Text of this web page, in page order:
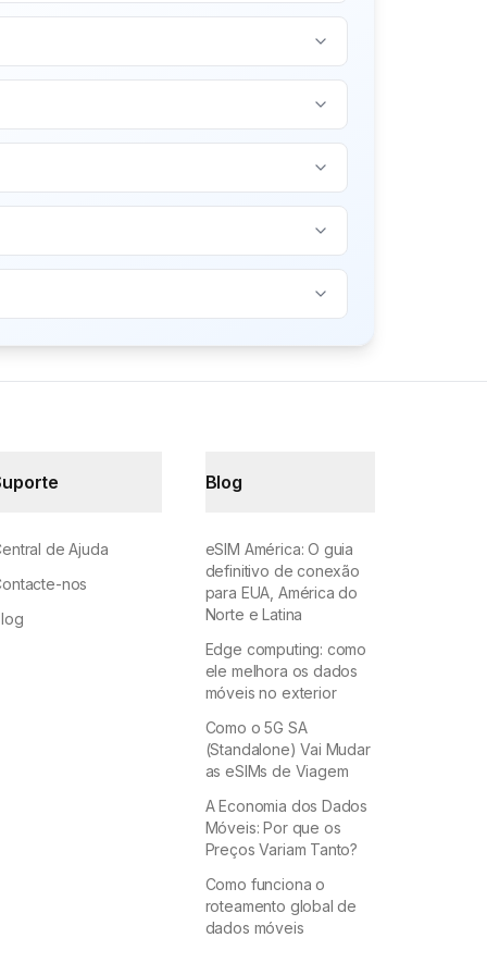
de Ajuda
nos
Blog
eSIM América: O guia
definitivo de conexão
para EUA, América do
Norte e Latina
Edge computing: como
ele melhora os dados
móveis no exterior
Como o 5G SA
(Standalone) Vai Mudar
as eSIMs de Viagem
A Economia dos Dados
Móveis: Por que os
Preços Variam Tanto?
Como funciona o
roteamento global de
dados móveis